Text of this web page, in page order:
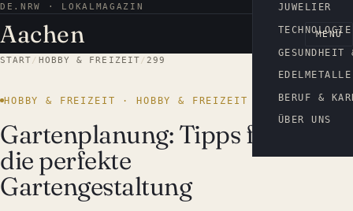
DE.NRW · LOKALMAGAZIN AACHEN
Aachen MENÜ
JUWELIER
EDELMETALLE
BERUF &
ÜBER UNS
START/ HOBBY & FREIZEIT/299
HOBBY & FREIZEIT · HOBBY & FREIZEIT
Gartenplanung: Tipps für
die perfekte
Gartengestaltung